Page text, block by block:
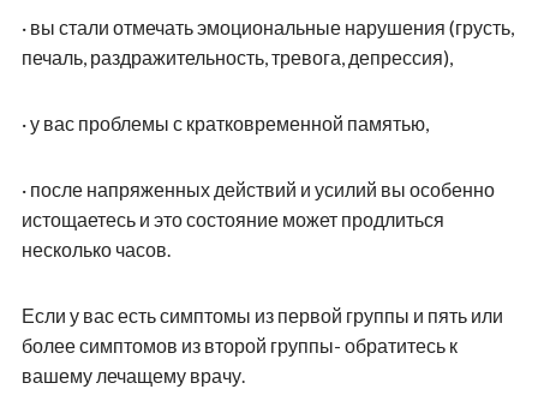
· вы стали отмечать эмоциональные нарушения (грусть,
печаль, раздражительность, тревога, депрессия),
·у вас проблемы с кратковременной памятью,
· после напряженных действий и усилий вы особенно
истощаетесь и это состояние может продлиться
несколько часов.
Если у вас есть симптомы из первой группы и пять или
более симптомов из второй группы- обратитесь к
вашему лечащему врачу.